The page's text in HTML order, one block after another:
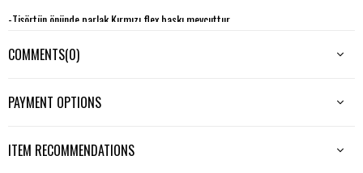
-Tişörtün önünde parlak Kırmızı flex baskı mevcuttur..
-Makinede 30 derecede kısa programda yıkaması önerilir.
COMMENTS(0)
PAYMENT OPTIONS
ITEM RECOMMENDATIONS